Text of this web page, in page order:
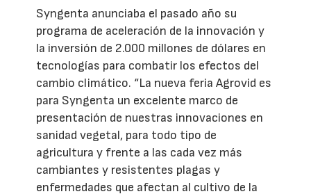
Syngenta anunciaba el pasado año su
programa de aceleración de la innovación y
la inversión de 2.000 millones de dólares en
tecnologías para combatir los efectos del
cambio climático. “La nueva feria Agrovid es
para Syngenta un excelente marco de
presentación de nuestras innovaciones en
sanidad vegetal, para todo tipo de
agricultura y frente a las cada vez más
cambiantes y resistentes plagas y
enfermedades que afectan al cultivo de la